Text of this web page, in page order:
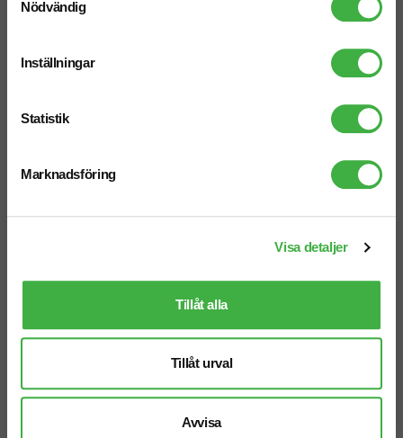
Nödvändig
Inställningar
Statistik
Marknadsföring
Visa detaljer
Tillåt alla
Tillåt urval
Avvisa
Bomull • Metallspänne
• Sportkeps • 6 paneler •
Flatpeak
• Flatpeak • 6 paneler •